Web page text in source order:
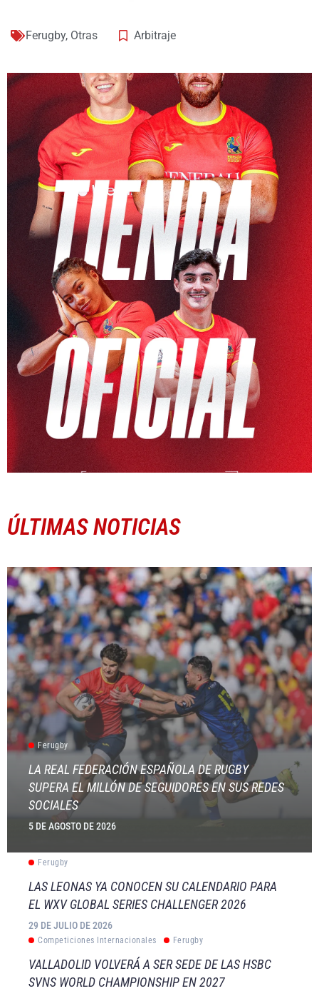
Ferugby, Otras Arbitraje
ÚLTIMAS NOTICIAS
Ferugby
LA REAL FEDERACIÓN ESPAÑOLA DE RUGBY
SUPERA EL MILLÓN DE SEGUIDORES EN SUS REDES
SOCIALES
5 DE AGOSTO DE 2026
Ferugby
LAS LEONAS YA CONOCEN SU CALENDARIO PARA
EL WXV GLOBAL SERIES CHALLENGER 2026
29 DE JULIO DE 2026
Competiciones Internacionales Ferugby
VALLADOLID VOLVERÁ A SER SEDE DE LAS HSBC
SVNS WORLD CHAMPIONSHIP EN 2027